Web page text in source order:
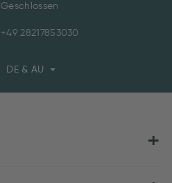
Geschlossen
+49 28217853030
DE & AU